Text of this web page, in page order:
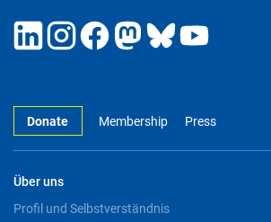
Donate Membership Press
Über uns
Profil und Selbstverständnis